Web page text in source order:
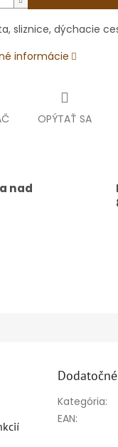
sliznice, dýchacie
informácie
OPÝTAŤ SA
nad
Kategória:
EAN: